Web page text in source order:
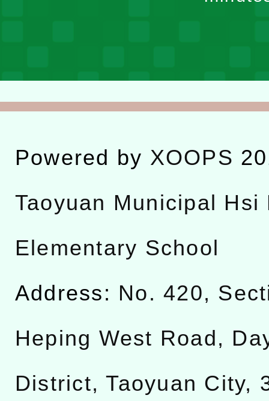
Powered by XOOPS
Taoyuan Municipal Hsi
Elementary School
Address: No. 420,
Heping West Road,
District, Taoyuan City,